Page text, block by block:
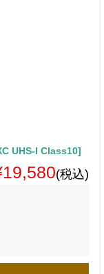
UHS-I Class10]
(税込)